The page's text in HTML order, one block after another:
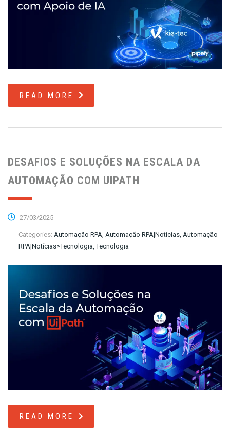
READ MORE
DESAFIOS E SOLUÇÕES NA ESCALA DA
AUTOMAÇÃO COM UIPATH
27/03/2025
Categories: Automação RPA, Automação RPA|Notícias, Automação
RPA|Notícias>Tecnologia, Tecnologia
READ MORE